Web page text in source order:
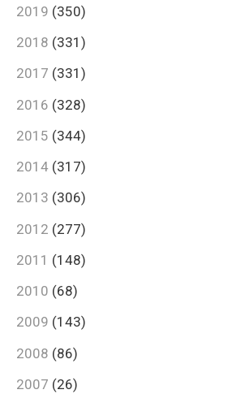
2019 (350)
2018 (331)
2017 (331)
2016 (328)
2015 (344)
2014 (317)
2013 (306)
2012 (277)
2011 (148)
2010 (68)
2009 (143)
2008 (86)
2007 (26)